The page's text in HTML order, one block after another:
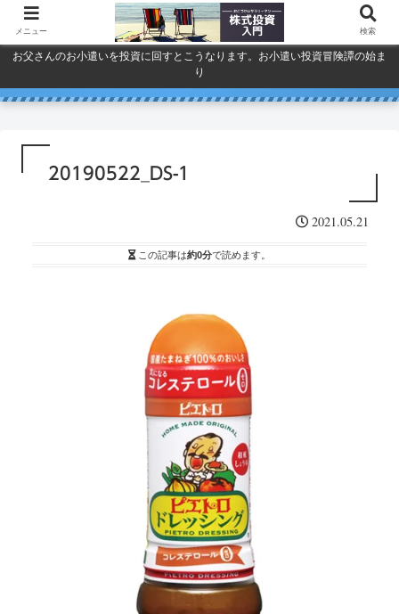
お父さんのお小遣いを投資に回すとこうなります。お小遣い投資冒険譚の始ま
り
20190522_DS-1
2021.05.21
この記事は約0分で読めます。
メニュー 検索